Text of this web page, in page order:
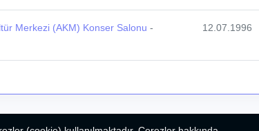
Merkezi (AKM) Konser Salonu -
12.07.1996